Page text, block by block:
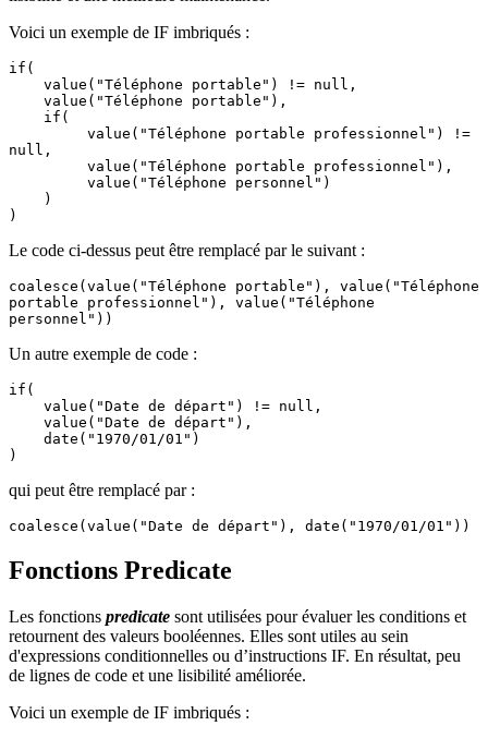
Voici un exemple de IF imbriqués :
if(
null,
)
Le code ci-dessus peut être remplacé par le suivant :
coalesce(value("Téléphone portable"), value("Téléphone
portable professionnel"), value("Téléphone
personnel"))
Un autre exemple de code :
if(
)
qui peut être remplacé par :
coalesce(value("Date de départ"), date("1970/01/01"))
Fonctions Predicate
Les fonctions predicate sont utilisées pour évaluer les conditions et
retournent des valeurs booléennes. Elles sont utiles au sein
d'expressions conditionnelles ou d’instructions IF. En résultat, peu
de lignes de code et une lisibilité améliorée.
Voici un exemple de IF imbriqués :